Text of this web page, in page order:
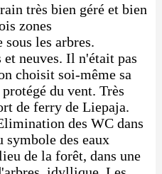
très bien géré et bien
zones
les arbres.
neuves. Il n'était pas
choisit soi-même sa
du vent. Très
de ferry de Liepaja.
des WC dans
symbole des eaux
de la forêt, dans une